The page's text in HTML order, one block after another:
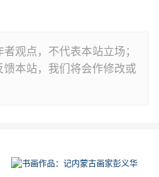
观点，不代表本站立场；
本站，我们将会作修改或